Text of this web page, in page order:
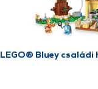
LEGO® Bluey családi